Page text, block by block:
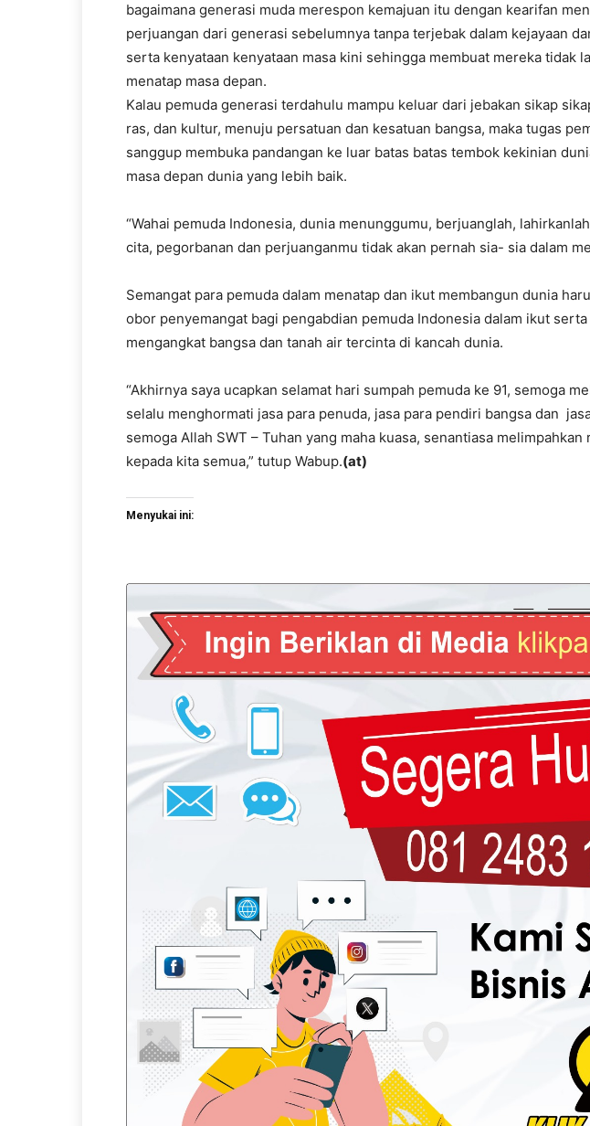
bagaimana generasi muda merespon kemajuan itu dengan kearifan
perjuangan dari generasi sebelumnya tanpa terjebak dalam kejayaan
serta kenyataan kenyataan masa kini sehingga membuat mereka tidak
menatap masa depan.
Kalau pemuda generasi terdahulu mampu keluar dari jebakan sikap
ras, dan kultur, menuju persatuan dan kesatuan bangsa, maka tugas
sanggup membuka pandangan ke luar batas batas tembok kekinian
masa depan dunia yang lebih baik.
“Wahai pemuda Indonesia, dunia menunggumu, berjuanglah,
cita, pegorbanan dan perjuanganmu tidak akan pernah sia- sia dalam
Semangat para pemuda dalam menatap dan ikut membangun dunia
obor penyemangat bagi pengabdian pemuda Indonesia dalam ikut
mengangkat bangsa dan tanah air tercinta di kancah dunia.
“Akhirnya saya ucapkan selamat hari sumpah pemuda ke 91, semoga
selalu menghormati jasa para penuda, jasa para pendiri bangsa dan
semoga Allah SWT – Tuhan yang maha kuasa, senantiasa
kepada kita semua,” tutup Wabup.(at)
Menyukai ini: